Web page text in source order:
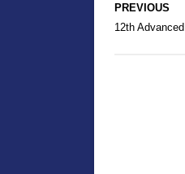
PREVIOUS
12th